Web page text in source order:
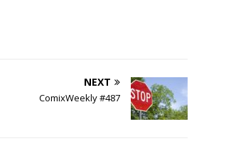
NEXT
ComixWeekly #487